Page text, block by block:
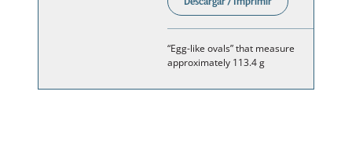
“Egg-like ovals” that measure
approximately 113.4 g